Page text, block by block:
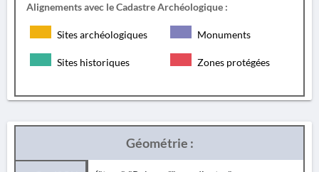
Alignements avec le Cadastre Archéologique :
Sites archéologiques Monuments
Sites historiques Zones protégées
Géométrie :